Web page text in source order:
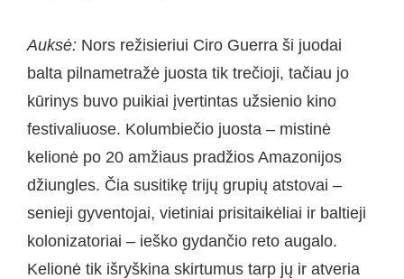
Auksė: Nors režisieriui Ciro Guerra ši juodai
balta pilnametražė juosta tik trečioji, tačiau jo
kūrinys buvo puikiai įvertintas užsienio kino
festivaliuose. Kolumbiečio juosta – mistinė
kelionė po 20 amžiaus pradžios Amazonijos
džiungles. Čia susitikę trijų grupių atstovai –
senieji gyventojai, vietiniai prisitaikėliai ir baltieji
kolonizatoriai – ieško gydančio reto augalo.
Kelionė tik išryškina skirtumus tarp jų ir atveria